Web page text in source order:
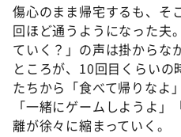
傷心のまま帰宅するも、そ
回ほど通うようになった夫
ていく？」の声は掛からな
ところが、10回目くらいの
たちから「食べて帰りなよ
「一緒にゲームしようよ
離が徐々に縮まっていく。